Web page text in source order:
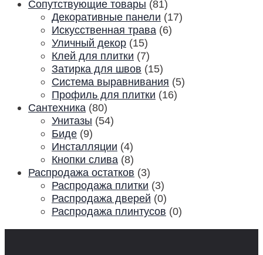
Сопутствующие товары (81)
Декоративные панели (17)
Искусственная трава (6)
Уличный декор (15)
Клей для плитки (7)
Затирка для швов (15)
Система выравнивания (5)
Профиль для плитки (16)
Сантехника (80)
Унитазы (54)
Биде (9)
Инсталляции (4)
Кнопки слива (8)
Распродажа остатков (3)
Распродажа плитки (3)
Распродажа дверей (0)
Распродажа плинтусов (0)